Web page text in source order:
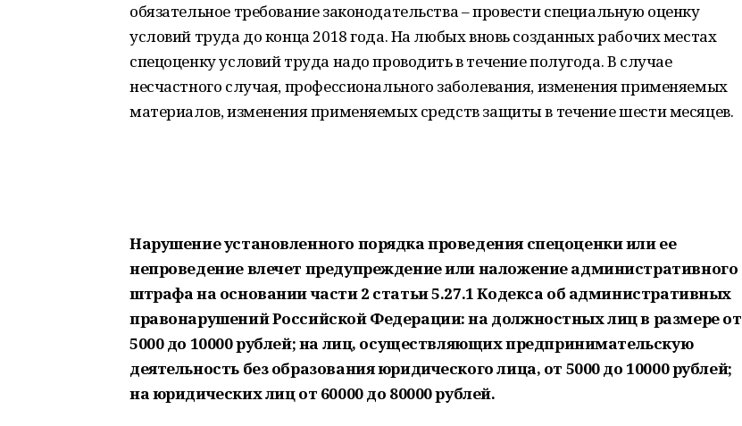
обязательное требование законодательства – провести специальную оценку
условий труда до конца 2018 года. На любых вновь созданных рабочих местах
спецоценку условий труда надо проводить в течение полугода. В случае
несчастного случая, профессионального заболевания, изменения применяемых
материалов, изменения применяемых средств защиты в течение шести месяцев.
Нарушение установленного порядка проведения спецоценки или ее
непроведение влечет предупреждение или наложение административного
штрафа на основании части 2 статьи 5.27.1 Кодекса об административных
правонарушений Российской Федерации: на должностных лиц в размере от
5000 до 10000 рублей; на лиц, осуществляющих предпринимательскую
деятельность без образования юридического лица, от 5000 до 10000 рублей;
на юридических лиц от 60000 до 80000 рублей.